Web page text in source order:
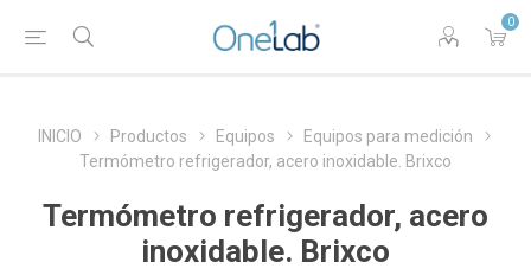
0
INICIO Productos Equipos
Equipos para medición
Termómetro refrigerador, acero inoxidable. Brixco
Termómetro refrigerador, acero
inoxidable. Brixco